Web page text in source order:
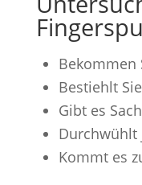
Bekommen
Bestiehlt
Gibt es
Durchwühlt
Kommt es